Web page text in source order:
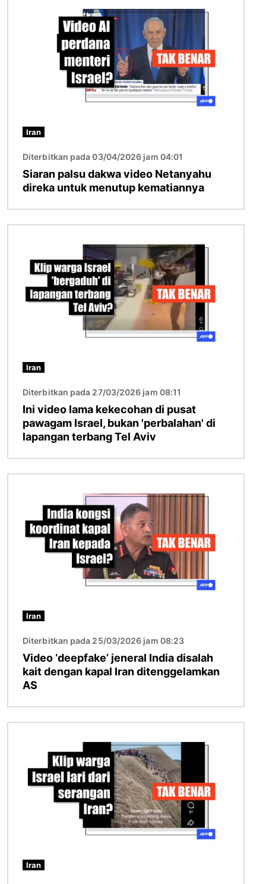
Iran
Diterbitkan pada 03/04/2026 jam 04:01
Siaran palsu dakwa video Netanyahu
direka untuk menutup kematiannya
Iran
Diterbitkan pada 27/03/2026 jam 08:11
Ini video lama kekecohan di pusat
pawagam Israel, bukan 'perbalahan' di
lapangan terbang Tel Aviv
Iran
Diterbitkan pada 25/03/2026 jam 08:23
Video ‘deepfake’ jeneral India disalah
kait dengan kapal Iran ditenggelamkan
AS
Iran